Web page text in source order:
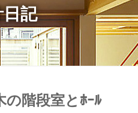
記
の階段室とﾎｰﾙ